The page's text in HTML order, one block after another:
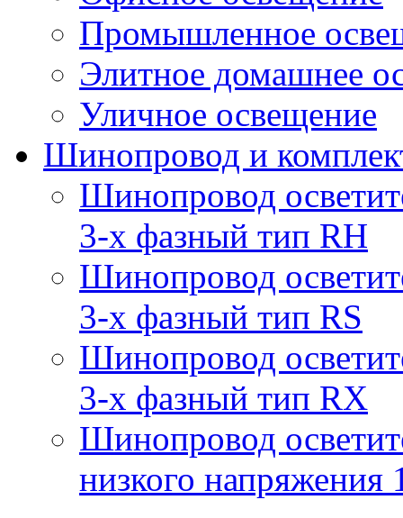
Промышленное
Элитное домашнее
Уличное освещение
Шинопровод и
Шинопровод
3-х фазный тип RH
Шинопровод
3-х фазный тип RS
Шинопровод
3-х фазный тип RX
Шинопровод
низкого напряжения